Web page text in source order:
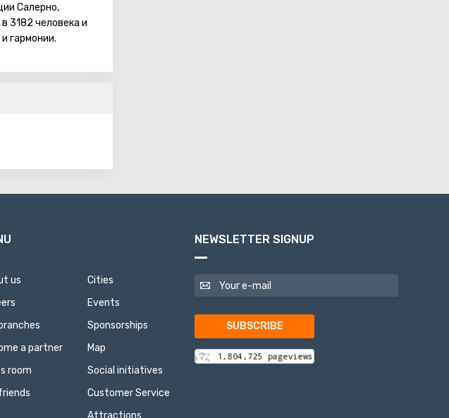
Салерно,
3182 человека и
гармонии.
славится своими
своим
us
a partner
room
Cities
Events
Sponsorships
Map
Social initiatives
Customer Service
Attractions
NEWSLETTER SIGNUP
SUBSCRIBE